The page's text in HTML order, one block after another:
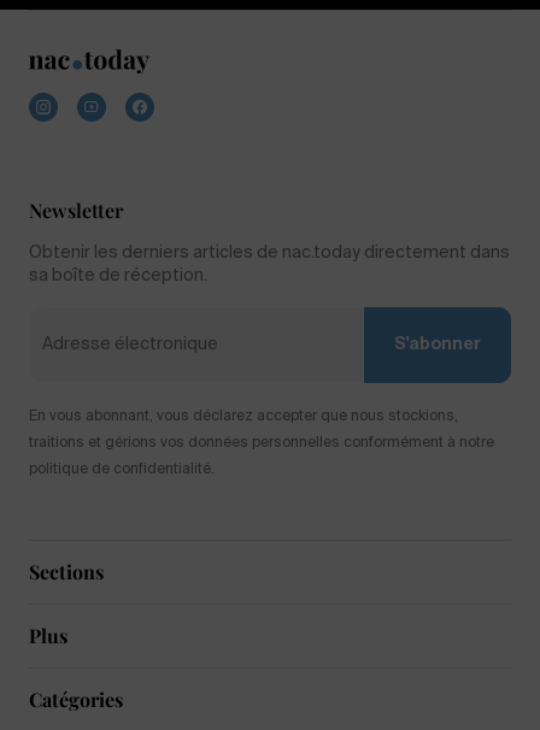
Sections
Plus
Newsletter
Obtenir les derniers articles de nac.today directement dans
sa boîte de réception.
S'abonner
En vous abonnant, vous déclarez accepter que nous stockions,
traitions et gérions vos données personnelles conformément à notre
politique de confidentialité.
Catégories